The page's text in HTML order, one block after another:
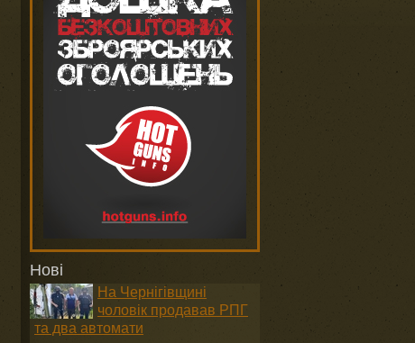
Нові
На Чернігівщині
чоловік продавав РПГ
та два автомати